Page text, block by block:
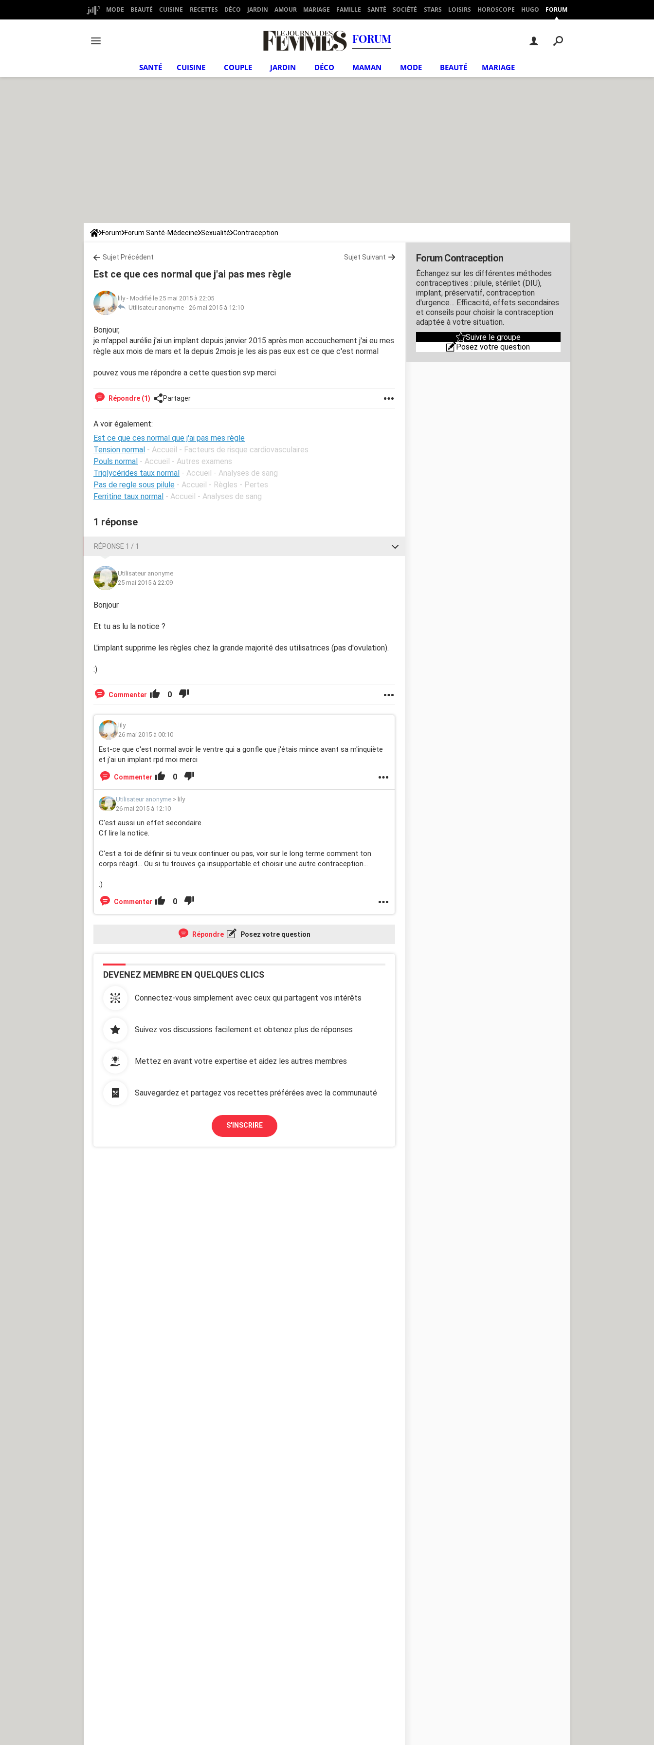
MODE BEAUTÉ CUISINE RECETTES DÉCO JARDIN AMOUR MARIAGE FAMILLE SANTÉ SOCIÉTÉ STARS LOISIRS HOROSCOPE HUGO FORUM
FORUM
SANTÉ CUISINE COUPLE JARDIN DÉCO MAMAN MODE BEAUTÉ MARIAGE
Forum Forum Santé-Médecine Sexualité Contraception
Sujet Précédent Sujet Suivant
Est ce que ces normal que j'ai pas mes règle
lily- Modifié le 25 mai 2015 à 22:05
Utilisateur anonyme - 26 mai 2015 à 12:10
Bonjour,
je m'appel aurélie j'ai un implant depuis janvier 2015 après mon accouchement j'ai eu mes
règle aux mois de mars et la depuis 2mois je les ais pas eux est ce que c'est normal
pouvez vous me répondre a cette question svp merci
Répondre (1) Partager
A voir également:
Est ce que ces normal que j'ai pas mes règle
Tension normal - Accueil - Facteurs de risque cardiovasculaires
Pouls normal - Accueil - Autres examens
Triglycérides taux normal - Accueil - Analyses de sang
Pas de regle sous pilule - Accueil - Règles - Pertes
Ferritine taux normal - Accueil - Analyses de sang
1 réponse
RÉPONSE 1 / 1
Utilisateur anonyme
25 mai 2015 à 22:09
Bonjour
Et tu as lu la notice ?
L'implant supprime les règles chez la grande majorité des utilisatrices (pas d'ovulation).
:)
Commenter 0
lily
26 mai 2015 à 00:10
Est-ce que c'est normal avoir le ventre qui a gonfle que j'étais mince avant sa m'inquiète
et j'ai un implant rpd moi merci
Commenter 0
Utilisateur anonyme > lily
26 mai 2015 à 12:10
C'est aussi un effet secondaire.
Cf lire la notice.
C'est a toi de définir si tu veux continuer ou pas, voir sur le long terme comment ton
corps réagit... Ou si tu trouves ça insupportable et choisir une autre contraception...
:)
Commenter 0
Répondre Posez votre question
DEVENEZ MEMBRE EN QUELQUES CLICS
Connectez-vous simplement avec ceux qui partagent vos intérêts
Suivez vos discussions facilement et obtenez plus de réponses
Mettez en avant votre expertise et aidez les autres membres
Sauvegardez et partagez vos recettes préférées avec la communauté
S'INSCRIRE
Forum Contraception
Échangez sur les différentes méthodes
contraceptives : pilule, stérilet (DIU),
implant, préservatif, contraception
d'urgence… Efficacité, effets secondaires
et conseils pour choisir la contraception
adaptée à votre situation.
Suivre le groupe
Posez votre question